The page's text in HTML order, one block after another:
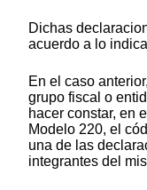
Dichas
acuerdo a lo
En el caso
grupo fiscal o
hacer constar, en
Modelo 220, el
una de las
integrantes del